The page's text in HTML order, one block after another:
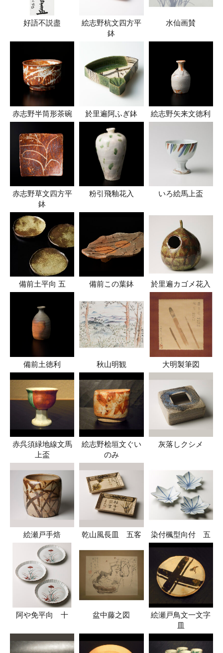
好語不説盡
絵志野杭文四方平
鉢
水仙画賛
赤志野半筒形茶碗 於里遍阿ふぎ鉢 絵志野矢来文徳利
赤志野草文四方平
鉢
粉引飛釉花入 いろ絵馬上盃
備前土平向 五 備前この葉鉢 於里遍カゴメ花入
備前土徳利 秋山明観 大明製筆図
赤呉須緑地線文馬
上盃
絵志野桧垣文ぐい
のみ
灰落しクシメ
絵瀬戸手焙 乾山風長皿 五客 染付楓型向付 五
阿や免平向 十 盆中藤之図
絵瀬戸鳥文一文字
皿